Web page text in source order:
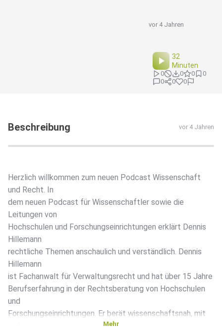
vor 4 Jahren
32
Minuten
0 0 0
0
0
0 0
Beschreibung vor 4 Jahren
Herzlich willkommen zum neuen Podcast Wissenschaft
und Recht. In
dem neuen Podcast für Wissenschaftler sowie die
Leitungen von
Hochschulen und Forschungseinrichtungen erklärt Dennis
Hillemann
rechtliche Themen anschaulich und verständlich. Dennis
Hillemann
ist Fachanwalt für Verwaltungsrecht und hat über 15 Jahre
Berufserfahrung in der Rechtsberatung von Hochschulen
und
Forschungseinrichtungen. Er berät wissenschaftsnah, mit
Mehr